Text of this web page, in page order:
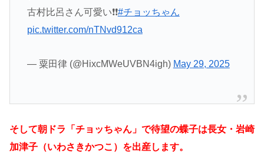
古村比呂さん可愛い❗❗#チョッちゃん
pic.twitter.com/nTNvd912ca
— 粟田律 (@HixcMWeUVBN4igh) May 29, 2025
そして朝ドラ「チョッちゃん」で待望の蝶子は長女・岩崎
加津子（いわさきかつこ）を出産します。